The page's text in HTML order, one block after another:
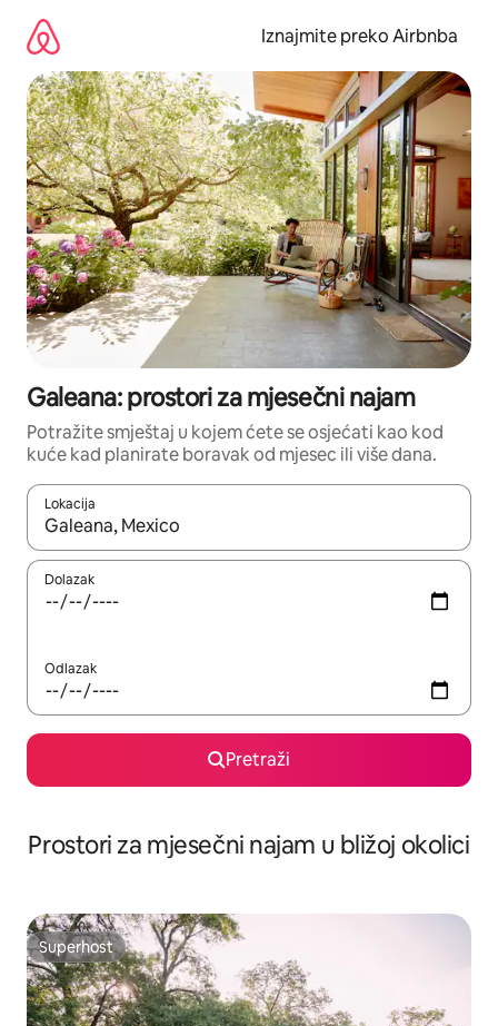
sadržaj
Iznajmite preko Airbnba
Galeana: prostori za mjesečni najam
Potražite smještaj u kojem ćete se osjećati kao kod
kuće kad planirate boravak od mjesec ili više dana.
Lokacija
Kada budu dostupni rezultati, moći ćete ih pregledati
Dolazak
Odlazak
Pretraži
Prostori za mjesečni najam u bližoj okolici
Superhost
Superhost